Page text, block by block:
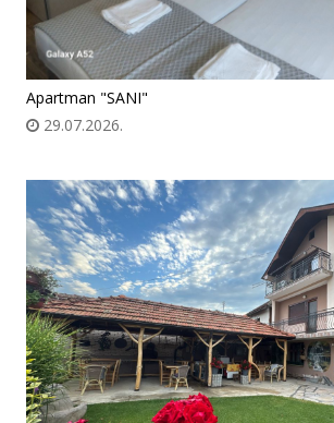
Apartman "SANI"
29.07.2026.